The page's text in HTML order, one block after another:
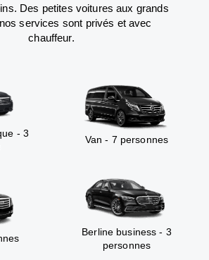
Des petites voitures aux grands
services sont privés et avec
chauffeur.
- 3
Van - 7 personnes
Berline business - 3
personnes